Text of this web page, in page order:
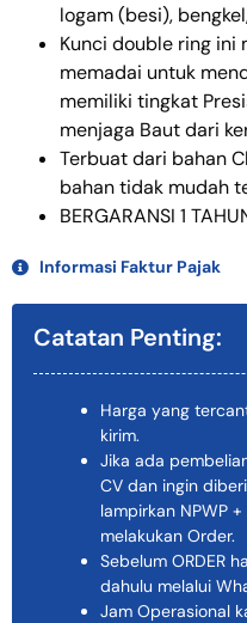
logam (besi),
Kunci double ring ini
memadai untuk
memiliki tingkat
menjaga Baut dari
Terbuat dari bahan
bahan tidak mudah
BERGARANSI 1
Informasi Faktur Pajak
Catatan Penting:
Harga yang
kirim.
Jika ada
CV dan ingin
lampirkan NPWP
melakukan Order.
Sebelum ORDER
dahulu melalui
Jam Operasional